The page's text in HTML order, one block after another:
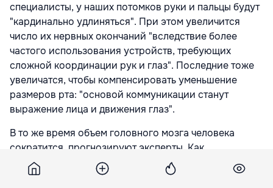
специалисты, у наших потомков руки и пальцы будут
"кардинально удлиняться". При этом увеличится
число их нервных окончаний "вследствие более
частого использования устройств, требующих
сложной координации рук и глаз". Последние тоже
увеличатся, чтобы компенсировать уменьшение
размеров рта: "основой коммуникации станут
выражение лица и движения глаз".
В то же время объем головного мозга человека
сократится, прогнозируют эксперты. Как
предполагается, это будет обусловлено тем, что
"большей частью работы по запоминанию и